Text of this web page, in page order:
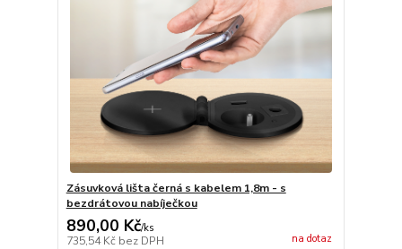
Zásuvková lišta černá s kabelem 1,8m - s
bezdrátovou nabíječkou
890,00 Kč/ks
735,54 Kč bez DPH na dotaz